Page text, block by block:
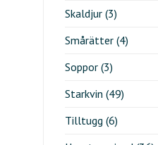
Skaldjur(3)
Smårätter(4)
Soppor(3)
Starkvin (49)
Tilltugg (6)